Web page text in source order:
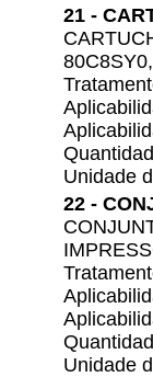
21 -
Unidade
22 -
Unidade